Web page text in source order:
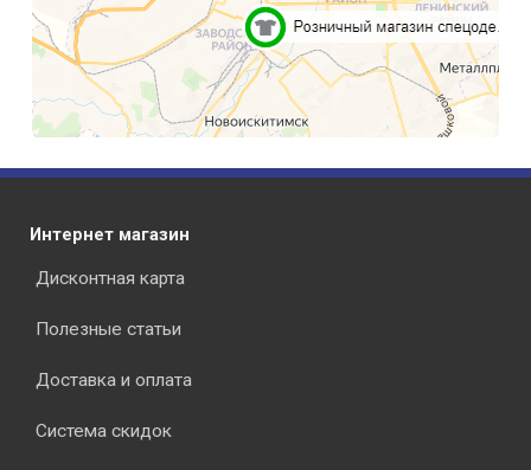
Интернет магазин
Дисконтная карта
Полезные статьи
Доставка и оплата
Система скидок